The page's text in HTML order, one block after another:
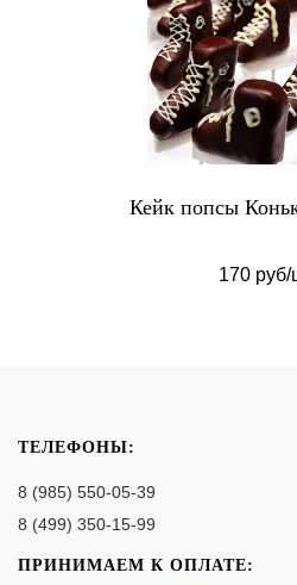
Кейк попсы
170 руб/
ТЕЛЕФОНЫ:
8 (985) 550-05-39
8 (499) 350-15-99
ПРИНИМАЕМ К ОПЛАТЕ: